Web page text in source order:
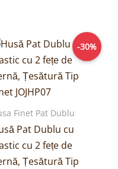
-30%
Finet Pat Dublu
Pat Dublu cu
cu 2 fețe de
Țesătură Tip
Prețul
inițial
a
fost:
99,00lei.
Prețul
curent
este:
69,00lei.